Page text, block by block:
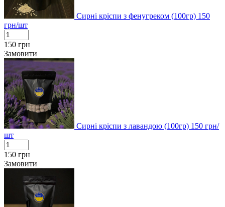
Сирні кріспи з фенугреком (100гр) 150
грн/шт
150 грн
Замовити
Сирні кріспи з лавандою (100гр) 150 грн/
шт
150 грн
Замовити